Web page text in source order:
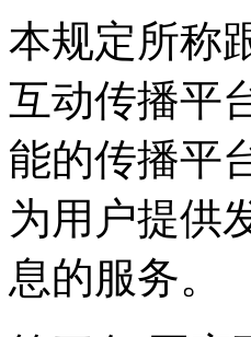
本规定所称
互动传播平
能的传播平
为用户提供
息的服务。